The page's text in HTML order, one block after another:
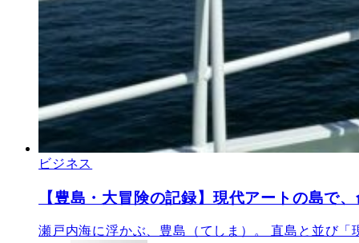
ビジネス
【豊島・大冒険の記録】現代アートの島で
瀬戸内海に浮かぶ、豊島（てしま）。 直島と並び